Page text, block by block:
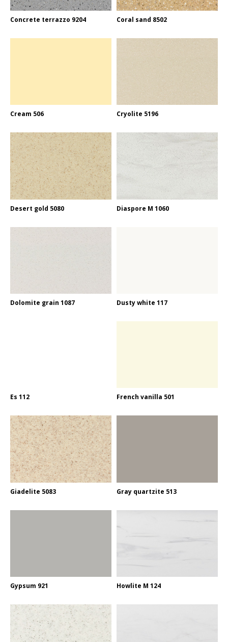
Concrete terrazzo 9204 Coral sand 8502
Cream 506 Cryolite 5196
Desert gold 5080 Diaspore M 1060
Dolomite grain 1087 Dusty white 117
Es 112 French vanilla 501
Giadelite 5083 Gray quartzite 513
Gypsum 921 Howlite M 124